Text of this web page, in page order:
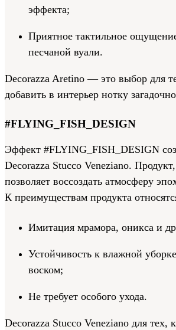
эффекта;
Приятное тактильное
песчаной вуали.
Decorazza Aretino — это выбор для
добавить в интерьер нотку
#FLYING_FISH_DESIGN
Эффект #FLYING_FISH_DESIGN
Decorazza Stucco Veneziano.
позволяет воссоздать атмосферу
К преимуществам продукта
Имитация мрамора, оникса и
Устойчивость к влажной
воском;
Не требует особого ухода.
Decorazza Stucco Veneziano для тех,